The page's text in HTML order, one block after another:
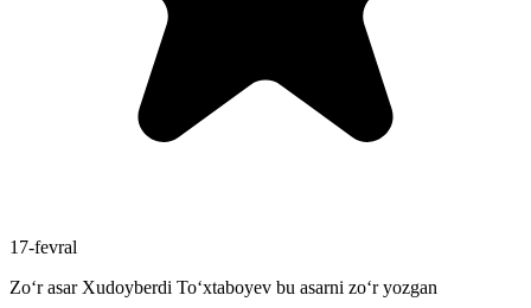
17-fevral
Zoʻr asar Xudoyberdi Toʻxtaboyev bu asarni zoʻr yozgan